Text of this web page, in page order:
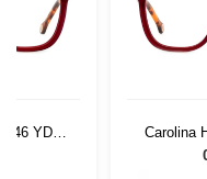
YDC
Carolina